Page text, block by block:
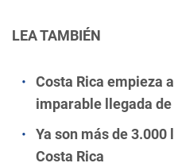
LEA TAMBIÉN
Costa Rica empieza
imparable llegada
Ya son más de 3.000
Costa Rica